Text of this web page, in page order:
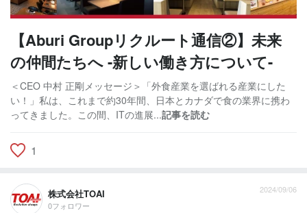
【Aburi Groupリクルート通信②】未来
の仲間たちへ -新しい働き方について-
＜CEO 中村 正剛メッセージ＞「外食産業を選ばれる産業にした
い！」私は、これまで約30年間、日本とカナダで食の業界に携わ
ってきました。この間、ITの進展...記事を読む
1
株式会社TOAI
0フォロワー
2024/09/06